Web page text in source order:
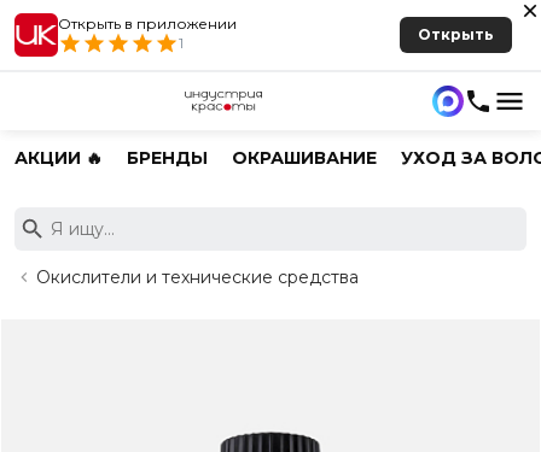
Открыть в приложении
1
Открыть
АКЦИИ 🔥 БРЕНДЫ ОКРАШИВАНИЕ УХОД ЗА
Окислители и технические средства